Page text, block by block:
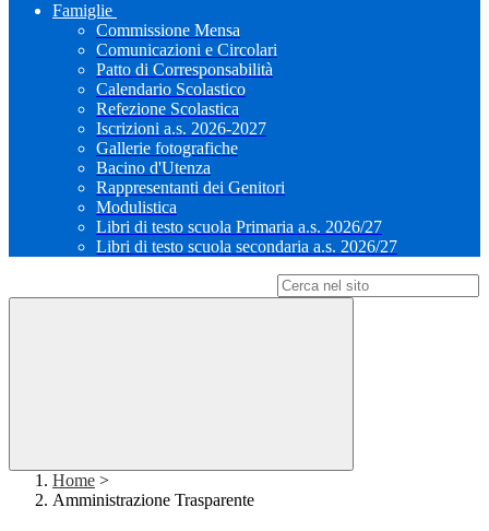
Famiglie
Commissione Mensa
Comunicazioni e Circolari
Patto di Corresponsabilità
Calendario Scolastico
Refezione Scolastica
Iscrizioni a.s. 2026-2027
Gallerie fotografiche
Bacino d'Utenza
Rappresentanti dei Genitori
Modulistica
Libri di testo scuola Primaria a.s. 2026/27
Libri di testo scuola secondaria a.s. 2026/27
Home >
Amministrazione Trasparente